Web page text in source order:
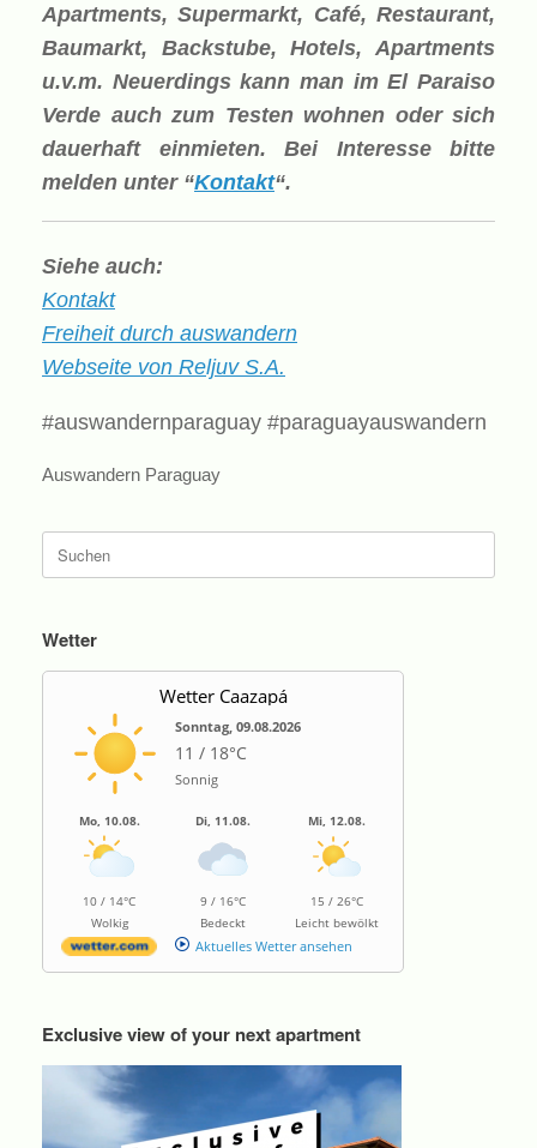
Apartments, Supermarkt, Café, Restaurant,
Baumarkt, Backstube, Hotels, Apartments
u.v.m. Neuerdings kann man im El Paraiso
Verde auch zum Testen wohnen oder sich
dauerhaft einmieten. Bei Interesse bitte
melden unter “Kontakt“.
Siehe auch:
Kontakt
Freiheit durch auswandern
Webseite von Reljuv S.A.
#auswandernparaguay #paraguayauswandern
Auswandern Paraguay
nach:
Wetter
Wetter Caazapá
Sonntag, 09.08.2026
11 / 18°C
Sonnig
Mo, 10.08.
10 / 14°C
Wolkig
Di, 11.08.
9 / 16°C
Bedeckt
Mi, 12.08.
15 / 26°C
Leicht bewölkt
Aktuelles Wetter ansehen
Exclusive view of your next apartment